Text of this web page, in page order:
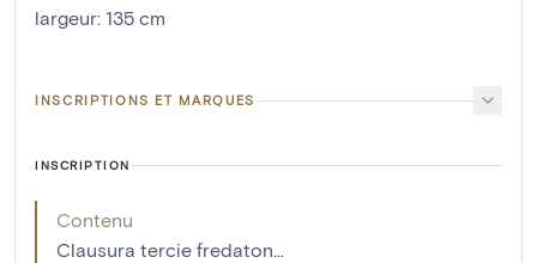
largeur: 135 cm
INSCRIPTIONS ET MARQUES
INSCRIPTION
Contenu
Clausura tercie fredaton...